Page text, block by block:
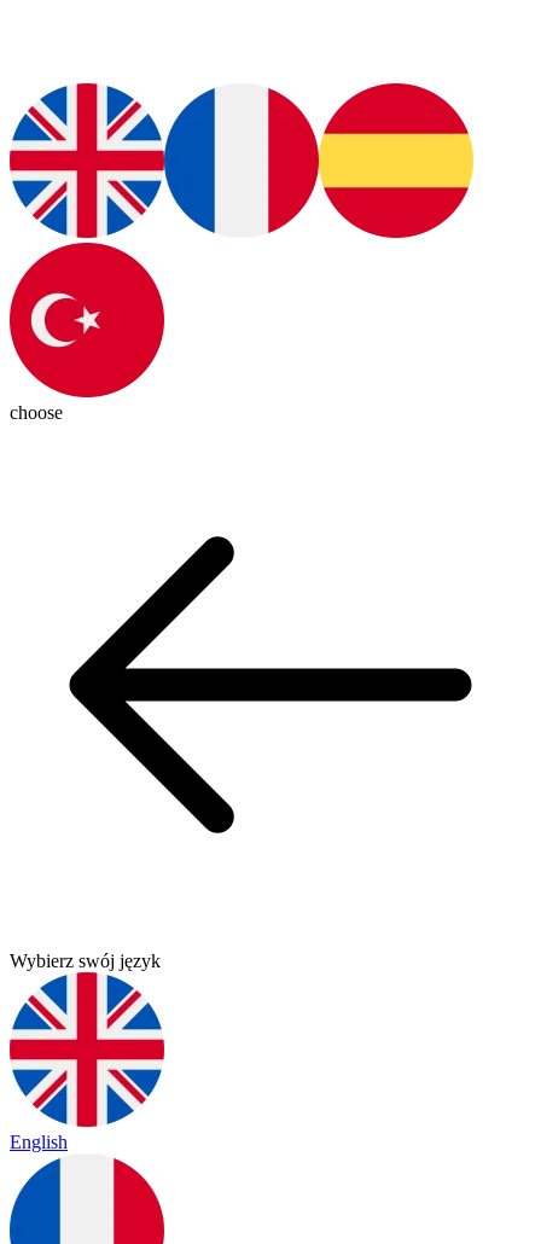
choose
Wybierz swój język
English